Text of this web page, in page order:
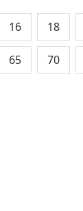
16 18
65 70